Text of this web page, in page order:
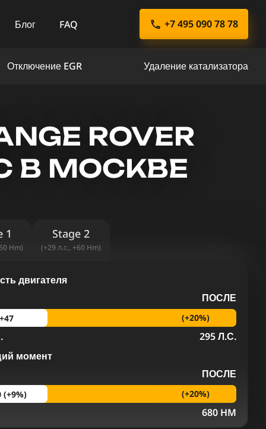
Блог FAQ +7 495 090 78 78
Отключение EGR Удаление катализатора
ROVER
В МОСКВЕ
1
Hm)
Stage 2
(+29 л.с., +60 Hm)
двигателя
ПОСЛЕ
+47 (+20%)
295 Л.С.
момент
ПОСЛЕ
(+9%) (+20%)
680 HM